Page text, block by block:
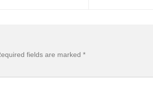
fields are marked *